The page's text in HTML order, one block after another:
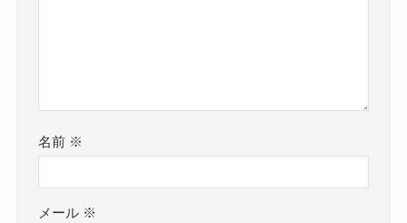
名前 ※
メール ※